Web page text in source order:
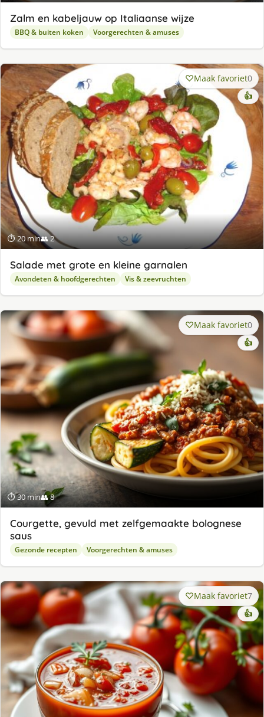
Zalm en kabeljauw op Italiaanse wijze
BBQ & buiten koken Voorgerechten & amuses
⏱ 20 min👥 2
Maak favoriet0
👍
Salade met grote en kleine garnalen
Avondeten & hoofdgerechten Vis & zeevruchten
⏱ 30 min👥 8
Maak favoriet0
👍
Courgette, gevuld met zelfgemaakte bolognese
saus
Gezonde recepten Voorgerechten & amuses
Maak favoriet7
👍